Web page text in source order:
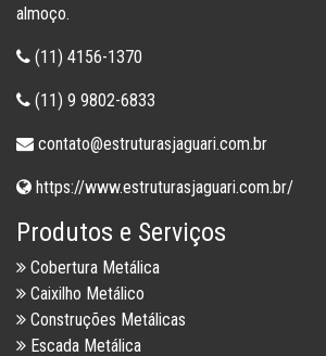
almoço.
(11) 4156-1370
(11) 9 9802-6833
contato@estruturasjaguari.com.br
https://www.estruturasjaguari.com.br/
Produtos e Serviços
Cobertura Metálica
Caixilho Metálico
Construções Metálicas
Escada Metálica